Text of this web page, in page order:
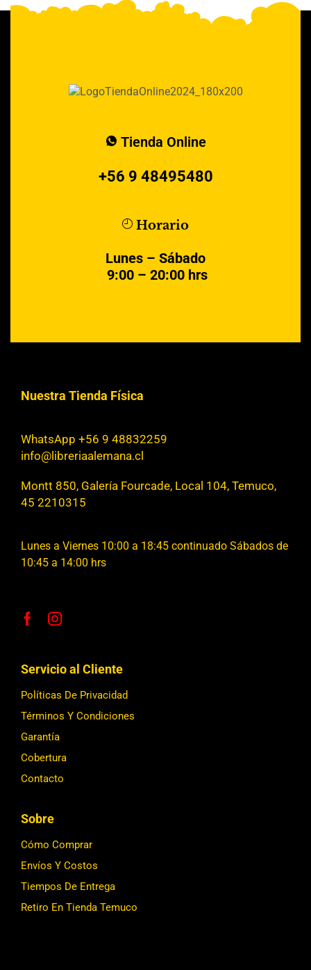
Tienda Online
+56 9 48495480
Horario
Lunes – Sábado
9:00 – 20:00 hrs
Nuestra Tienda Física
WhatsApp +56 9 48832259
info@libreriaalemana.cl
Montt 850, Galería Fourcade, Local 104, Temuco,
45 2210315
Lunes a Viernes 10:00 a 18:45 continuado Sábados de
10:45 a 14:00 hrs
Servicio al Cliente
Políticas De Privacidad
Términos Y Condiciones
Garantía
Cobertura
Contacto
Sobre
Cómo Comprar
Envíos Y Costos
Tiempos De Entrega
Retiro En Tienda Temuco